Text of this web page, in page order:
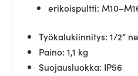
erikoispultti:
Työkalukiinnitys: 1/2”
Paino: 1,1 kg
Suojausluokka: IP56